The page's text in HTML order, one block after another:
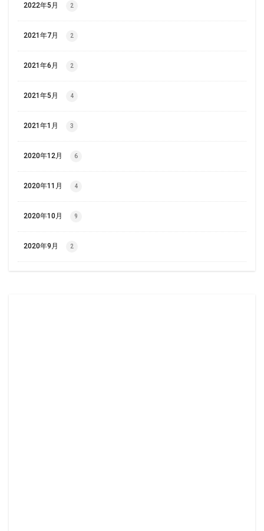
2022年5月 2
2021年7月 2
2021年6月 2
2021年5月 4
2021年1月 3
2020年12月 6
2020年11月 4
2020年10月 9
2020年9月 2